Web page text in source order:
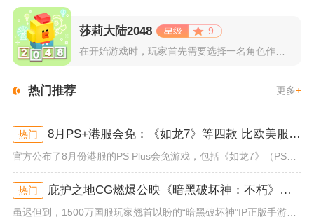
莎莉大陆2048
9
热门推荐 更多+
热门 8月PS+港服会免：《如龙7》等四款 比欧美服多一款
官方公布了8月份港服的PS Plus会免游戏，包括《如龙7》（PS4/PS5）、《小小梦魇》（PS4）、《托尼霍克职业滑...
热门 庇护之地CG燃爆公映《暗黑破坏神：不朽》今日全平台上线
虽迟但到，1500万国服玩家翘首以盼的“暗黑破坏神”IP正版手游《暗黑破坏神：不朽》已于今日全平台上线！动作RPG王者再...